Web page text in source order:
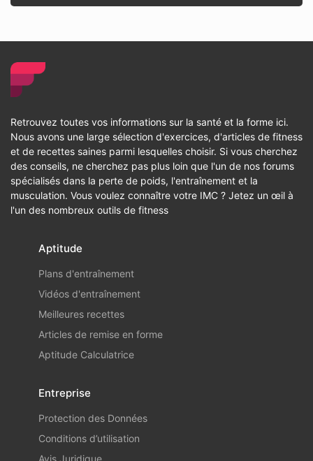
Retrouvez toutes vos informations sur la santé et la forme ici.
Nous avons une large sélection d'exercices, d'articles de fitness
et de recettes saines parmi lesquelles choisir. Si vous cherchez
des conseils, ne cherchez pas plus loin que l'un de nos forums
spécialisés dans la perte de poids, l'entraînement et la
musculation. Vous voulez connaître votre IMC ? Jetez un œil à
l'un des nombreux outils de fitness
Aptitude
Plans d'entraînement
Vidéos d'entraînement
Meilleures recettes
Articles de remise en forme
Aptitude Calculatrice
Entreprise
Protection des Données
Conditions d’utilisation
Avis Juridique